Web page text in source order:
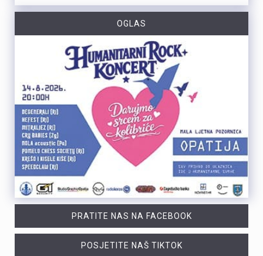
OGLAS
PRATITE NAS NA FACEBOOK
POSJETITE NAŠ TIKTOK